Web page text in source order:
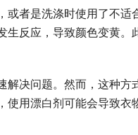
者是洗涤时使用了不适
反应，导致颜色变黄。
决问题。然而，这种方
用漂白剂可能会导致衣